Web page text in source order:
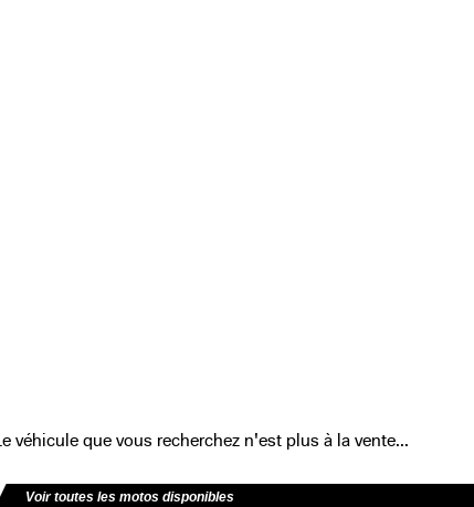
Le véhicule que vous recherchez n'est plus à la vente...
Voir toutes les motos disponibles